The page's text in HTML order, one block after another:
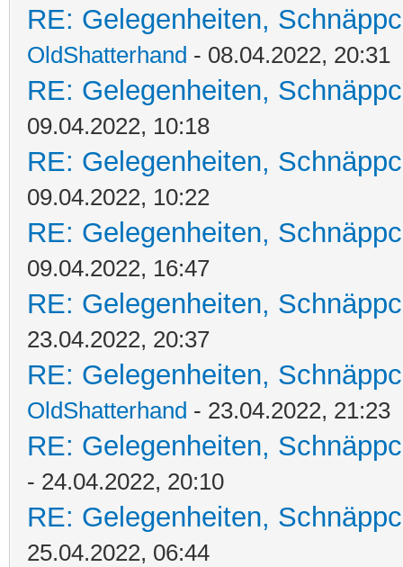
RE: Gelegenheiten,
OldShatterhand - 08.04.2022, 20:31
RE: Gelegenheiten,
09.04.2022, 10:18
RE: Gelegenheiten,
09.04.2022, 10:22
RE: Gelegenheiten,
09.04.2022, 16:47
RE: Gelegenheiten,
23.04.2022, 20:37
RE: Gelegenheiten,
OldShatterhand - 23.04.2022, 21:23
RE: Gelegenheiten,
- 24.04.2022, 20:10
RE: Gelegenheiten,
25.04.2022, 06:44